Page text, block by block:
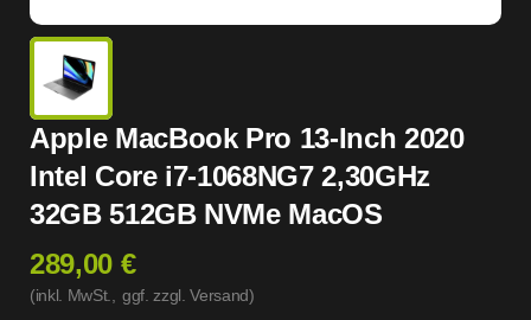
Apple MacBook Pro 13-Inch 2020
Intel Core i7-1068NG7 2,30GHz
32GB 512GB NVMe MacOS
289,00 €
(inkl. MwSt., ggf. zzgl. Versand)